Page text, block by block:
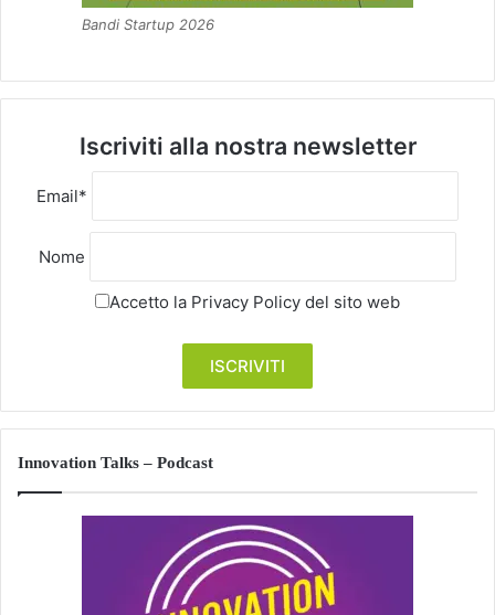
Bandi Startup 2026
Iscriviti alla nostra newsletter
Email*
Nome
Accetto la Privacy Policy del sito web
Innovation Talks – Podcast